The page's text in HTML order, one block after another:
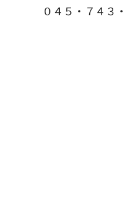
０４５・７４３